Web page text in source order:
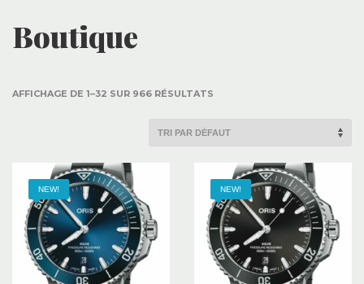
Boutique
AFFICHAGE DE 1–32 SUR 966 RÉSULTATS
NEW! NEW!